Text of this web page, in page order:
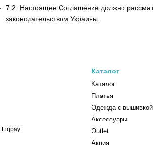
7.2. Настоящее Соглашение должно
законодательством Украины.
Каталог
Каталог
Платья
Одежда с вышивкой
Аксессуары
Outlet
Акция